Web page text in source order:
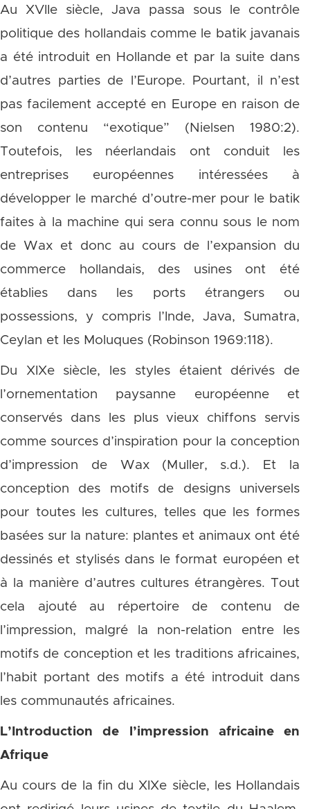
Au XVIIe siècle, Java passa sous le contrôle
politique des hollandais comme le batik javanais
a été introduit en Hollande et par la suite dans
d’autres parties de l’Europe. Pourtant, il n’est
pas facilement accepté en Europe en raison de
son contenu “exotique” (Nielsen 1980:2).
Toutefois, les néerlandais ont conduit les
entreprises européennes intéressées à
développer le marché d’outre-mer pour le batik
faites à la machine qui sera connu sous le nom
de Wax et donc au cours de l’expansion du
commerce hollandais, des usines ont été
établies dans les ports étrangers ou
possessions, y compris l’Inde, Java, Sumatra,
Ceylan et les Moluques (Robinson 1969:118).
Du XIXe siècle, les styles étaient dérivés de
l’ornementation paysanne européenne et
conservés dans les plus vieux chiffons servis
comme sources d’inspiration pour la conception
d’impression de Wax (Muller, s.d.). Et la
conception des motifs de designs universels
pour toutes les cultures, telles que les formes
basées sur la nature: plantes et animaux ont été
dessinés et stylisés dans le format européen et
à la manière d’autres cultures étrangères. Tout
cela ajouté au répertoire de contenu de
l’impression, malgré la non-relation entre les
motifs de conception et les traditions africaines,
l’habit portant des motifs a été introduit dans
les communautés africaines.
L’Introduction de l’impression africaine en
Afrique
Au cours de la fin du XIXe siècle, les Hollandais